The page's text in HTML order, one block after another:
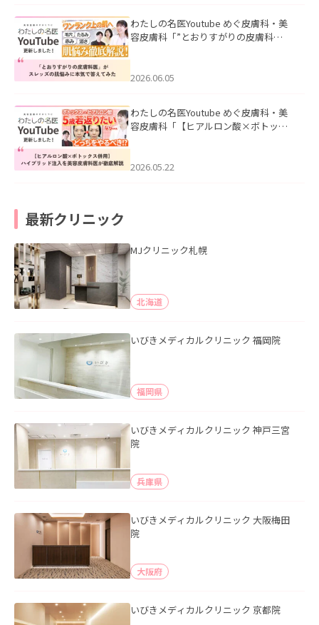
わたしの名医Youtube めぐ皮膚科・美
容皮膚科「”とおりすがりの皮膚科
2026.06.05
わたしの名医Youtube めぐ皮膚科・美
容皮膚科「【ヒアルロン酸×ボトック
た。
2026.05.22
最新クリニック
MJクリニック札幌
北海道
いびきメディカルクリニック 福岡院
福岡県
いびきメディカルクリニック 神戸三宮
院
兵庫県
いびきメディカルクリニック 大阪梅田
院
大阪府
いびきメディカルクリニック 京都院